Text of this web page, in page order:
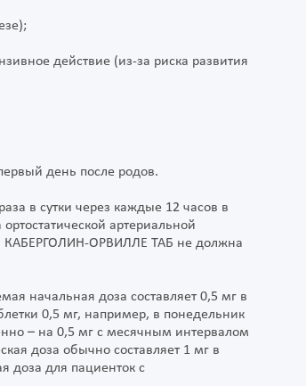
действие (из-за риска развития
день после родов.
в сутки через каждые 12 часов в
артериальной
КАБЕРГОЛИН-ОРВИЛЛЕ ТАБ не должна
начальная доза составляет 0,5 мг в
0,5 мг, например, в понедельник
– на 0,5 мг с месячным интервалом
доза обычно составляет 1 мг в
доза для пациенток с